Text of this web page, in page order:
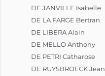
DE JANVILLE Isabelle
DE LA FARGE Bertran
DE LIBERA Alain
DE MELLO Anthony
DE PETRI Catharose
DE RUYSBROECK Jean